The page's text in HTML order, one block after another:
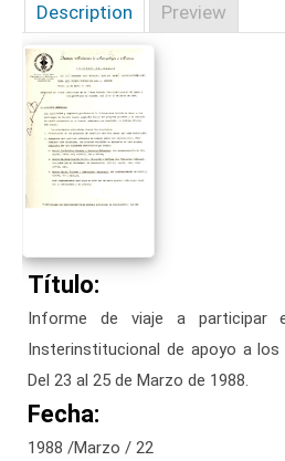
Description Preview
Título:
Informe de viaje a participar
Insterinstitucional de apoyo a los
Del 23 al 25 de Marzo de 1988.
Fecha:
1988 /Marzo / 22